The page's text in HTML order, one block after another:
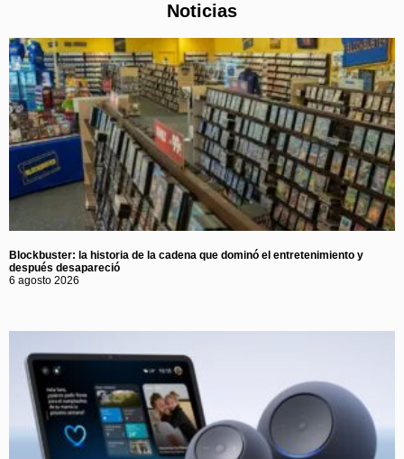
Noticias
Blockbuster: la historia de la cadena que dominó el entretenimiento y
después desapareció
6 agosto 2026